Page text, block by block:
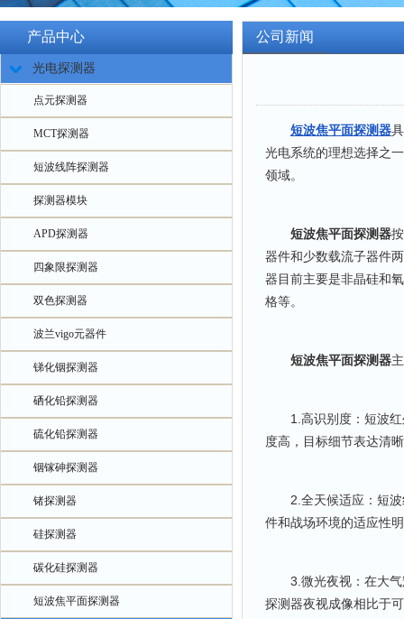
产品中心
光电探测器
点元探测器
MCT探测器
短波线阵探测器
探测器模块
APD探测器
四象限探测器
双色探测器
波兰vigo元器件
锑化铟探测器
硒化铅探测器
硫化铅探测器
铟镓砷探测器
锗探测器
硅探测器
碳化硅探测器
短波焦平面探测器
公司新闻
短波焦平面探测器
光电系统的理想选择之
领域。
短波焦平面探测器
器件和少数载流子器件
器目前主要是非晶硅和
格等。
短波焦平面探测器
1.高识别度：短波红
度高，目标细节表达清
2.全天候适应：短波
件和战场环境的适应性
3.微光夜视：在大气
探测器夜视成像相比于